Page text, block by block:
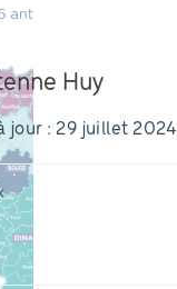
Huy
jour : 29 juillet 2024